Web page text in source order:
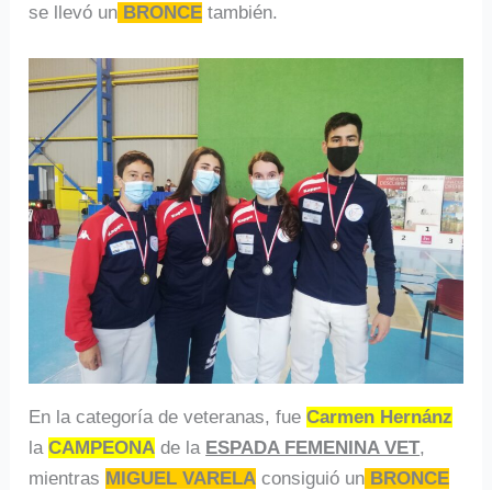
se llevó un BRONCE también.
En la categoría de veteranas, fueCarmen Hernánz
laCAMPEONA de la ESPADA FEMENINA VET,
mientras MIGUEL VARELA consiguió un BRONCE